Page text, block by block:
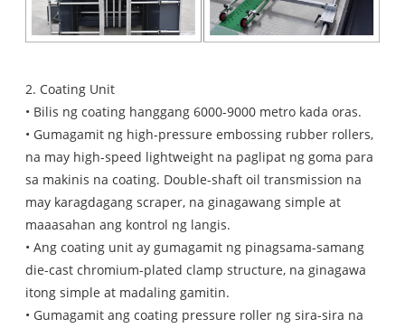
2. Coating Unit
• Bilis ng coating hanggang 6000-9000 metro kada oras.
• Gumagamit ng high-pressure embossing rubber rollers,
na may high-speed lightweight na paglipat ng goma para
sa makinis na coating. Double-shaft oil transmission na
may karagdagang scraper, na ginagawang simple at
maaasahan ang kontrol ng langis.
• Ang coating unit ay gumagamit ng pinagsama-samang
die-cast chromium-plated clamp structure, na ginagawa
itong simple at madaling gamitin.
• Gumagamit ang coating pressure roller ng sira-sira na